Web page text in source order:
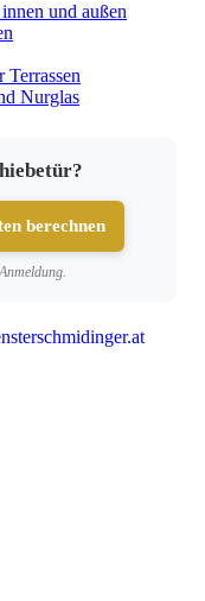
und außen
Nurglas
berechnen